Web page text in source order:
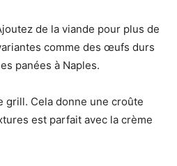
de la viande pour plus de
comme des œufs durs
panées à Naples.
grill. Cela donne une croûte
est parfait avec la crème